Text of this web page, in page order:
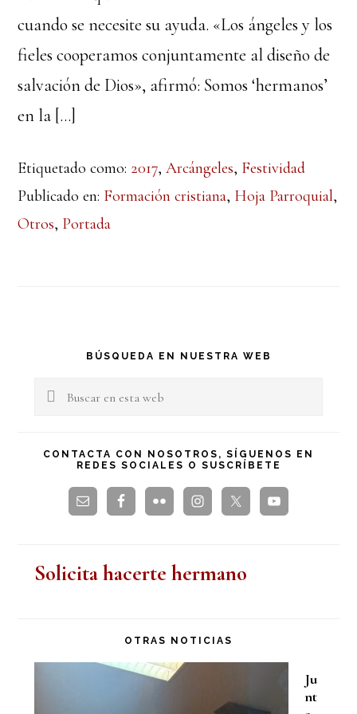
cuando se necesite su ayuda. «Los ángeles y los
fieles cooperamos conjuntamente al diseño de
salvación de Dios», afirmó: Somos ‘hermanos’
en la […]
Etiquetado como: 2017,Arcángeles, Festividad
Publicado en: Formación cristiana, Hoja Parroquial,
Otros, Portada
Barra
lateral
BÚSQUEDA EN NUESTRA WEB
Buscar
esta
CONTACTA CON NOSOTROS, SÍGUENOS EN
REDES SOCIALES O SUSCRÍBETE
Solicita hacerte hermano
OTRAS NOTICIAS
Ju
nt